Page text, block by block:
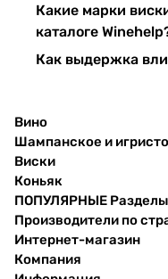
Какие марки
каталоге
Как выдержка
Вино
Шампанское и
Виски
Коньяк
ПОПУЛЯРНЫЕ Разделы
Производители по
Интернет-магазин
Компания